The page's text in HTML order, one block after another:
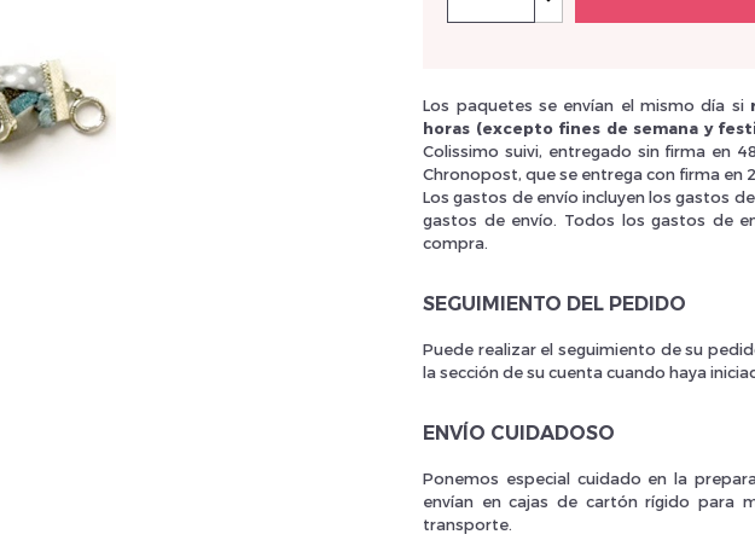
réinitialiser votre mot de passe Los paquetes se envían el mismo día si
horas (excepto fines de semana y
Colissimo suivi, entregado sin firma en
Chronopost, que se entrega con firma en
Los gastos de envío incluyen los gastos
gastos de envío. Todos los gastos de
compra.
SEGUIMIENTO DEL PEDIDO
Puede realizar el seguimiento de su
la sección de su cuenta cuando haya
ENVÍO CUIDADOSO
Ponemos especial cuidado en la
envían en cajas de cartón rígido para
transporte.